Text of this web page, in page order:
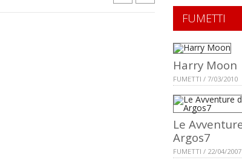
FUMETTI
Harry Moon
FUMETTI / 7/03/2010
Le
Argos7
FUMETTI / 22/04/2007